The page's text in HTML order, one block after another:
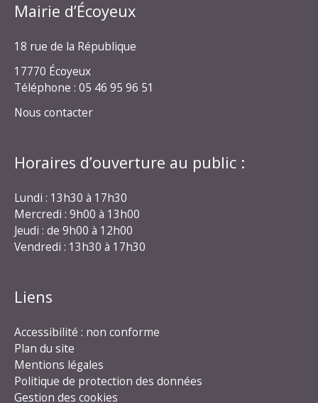
Mairie d’Écoyeux
18 rue de la République
17770 Écoyeux
Téléphone : 05 46 95 96 51
Nous contacter
Horaires d’ouverture au public :
Lundi : 13h30 à 17h30
Mercredi : 9h00 à 13h00
Jeudi : de 9h00 à 12h00
Vendredi : 13h30 à 17h30
Liens
Accessibilité : non conforme
Plan du site
Mentions légales
Politique de protection des données
Gestion des cookies